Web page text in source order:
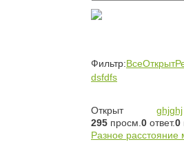
Фильтр:ВсеОткрыт
dsfdfs
Открыт ghjghj
295 просм.0 ответ.0
Разное